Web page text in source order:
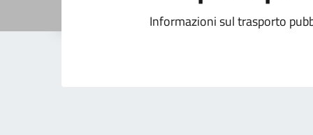
Informazioni sul trasporto